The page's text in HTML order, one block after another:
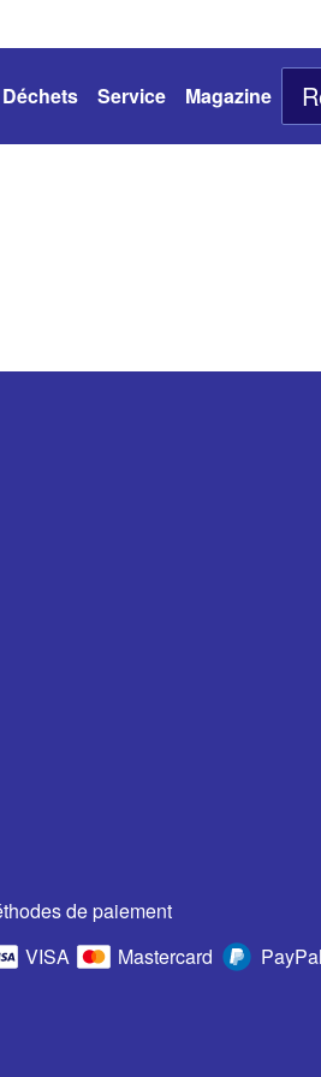
Service Magazine
de paiement
VISA
Mastercard PayPal